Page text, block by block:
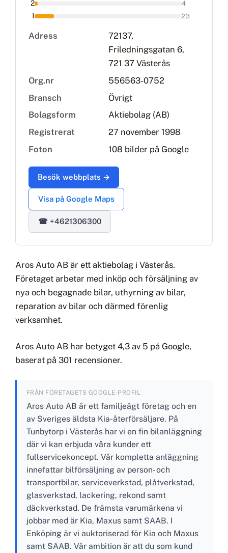
2 4
1 23
Adress
72137,
Friledningsgatan 6,
721 37 Västerås
Org.nr
556563-0752
Bransch
Övrigt
Bolagsform
Aktiebolag (AB)
Registrerat
27 november 1998
Foton
108 bilder på Google
Besök webbplats →
Visa på Google Maps
☎ +4621306300
Aros Auto AB är ett aktiebolag i Västerås.
Företaget arbetar med inköp och försäljning av
nya och begagnade bilar, uthyrning av bilar,
reparation av bilar och därmed förenlig
verksamhet.
Aros Auto AB har betyget 4,3 av 5 på Google,
baserat på 301 recensioner.
FRÅN FÖRETAGETS GOOGLE-PROFIL
Aros Auto AB är ett familjeägt företag och en
av Sveriges äldsta Kia-återförsäljare. På
Tunbytorp i Västerås har vi en fin bilanläggning
där vi kan erbjuda våra kunder ett
fullservicekoncept. Vår kompletta anläggning
innefattar bilförsäljning av person- och
transportbilar, serviceverkstad, plåtverkstad,
glasverkstad, lackering, rekond samt
däckverkstad. De främsta varumärkena vi
jobbar med är Kia, Maxus samt SAAB. I
Enköping är vi auktoriserad för Kia och Maxus
samt SAAB. Vår ambition är att du som kund